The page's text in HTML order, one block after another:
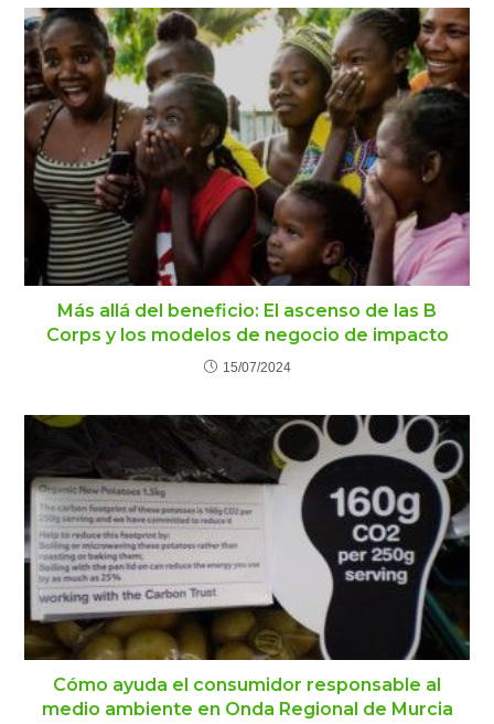
Más allá del beneficio: El ascenso de las B
Corps y los modelos de negocio de impacto
15/07/2024
Cómo ayuda el consumidor responsable al
medio ambiente en Onda Regional de Murcia